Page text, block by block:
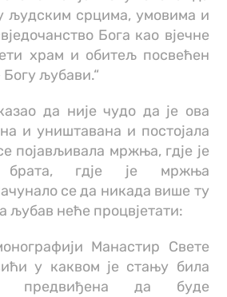
људским срцима, умовима и
Бога као вјечне
храм и обитељ посвећен
Богу љубави.“
да није чудо да је ова
и уништавана и постојала
појављивала мржња, гдје је
брата, гдје је мржња
се да никада више ту
љубав неће процвјетати:
Манастир Свете
у каквом је стању била
предвиђена да буде